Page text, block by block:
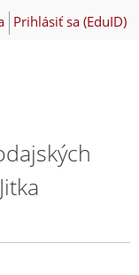
Prihlásiť sa (EduID)